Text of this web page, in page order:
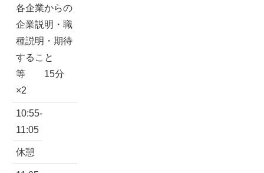
各企業からの
企業説明・職
種説明・期待
すること
等 15分
×2
10:55-
11:05
休憩